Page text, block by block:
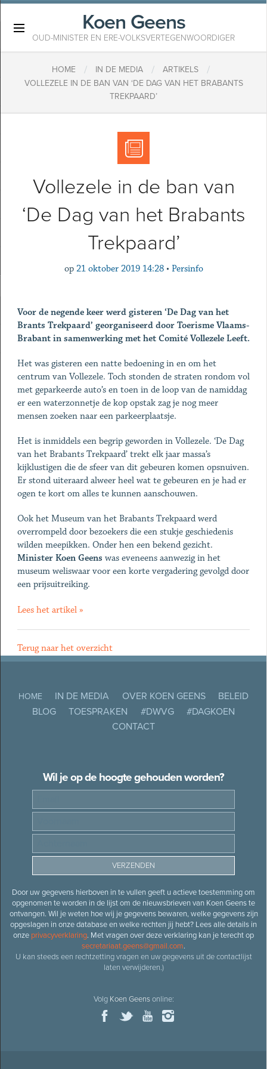
Koen Geens
OUD-MINISTER EN ERE-VOLKSVERTEGENWOORDIGER
HOME / IN DE MEDIA / ARTIKELS /
VOLLEZELE IN DE BAN VAN ‘DE DAG VAN HET BRABANTS
TREKPAARD’
Vollezele in de ban van
‘De Dag van het Brabants
Trekpaard’
op 21 oktober 2019 14:28 • Persinfo
Voor de negende keer werd gisteren ‘De Dag van het
Brants Trekpaard’ georganiseerd door Toerisme Vlaams-
Brabant in samenwerking met het Comité Vollezele Leeft.
Het was gisteren een natte bedoening in en om het
centrum van Vollezele. Toch stonden de straten rondom vol
met geparkeerde auto’s en toen in de loop van de namiddag
er een waterzonnetje de kop opstak zag je nog meer
mensen zoeken naar een parkeerplaatsje.
Het is inmiddels een begrip geworden in Vollezele. ‘De Dag
van het Brabants Trekpaard’ trekt elk jaar massa’s
kijklustigen die de sfeer van dit gebeuren komen opsnuiven.
Er stond uiteraard alweer heel wat te gebeuren en je had er
ogen te kort om alles te kunnen aanschouwen.
Ook het Museum van het Brabants Trekpaard werd
overrompeld door bezoekers die een stukje geschiedenis
wilden meepikken. Onder hen een bekend gezicht.
Minister Koen Geens was eveneens aanwezig in het
museum weliswaar voor een korte vergadering gevolgd door
een prijsuitreiking.
Lees het artikel »
Terug naar het overzicht
HOME IN DE MEDIA OVER KOEN GEENS
BELEID
BLOG
TOESPRAKEN #DWVG
#DAGKOEN
CONTACT
Wil je op de hoogte gehouden worden?
Door uw gegevens hierboven in te vullen geeft u actieve toestemming om
opgenomen te worden in de lijst om de nieuwsbrieven van Koen Geens te
ontvangen. Wil je weten hoe wij je gegevens bewaren, welke gegevens zijn
opgeslagen in onze database en welke rechten jij hebt? Lees alle details in
onze privacyverklaring. Met vragen over deze verklaring kan je terecht op
secretariaat.geens@gmail.com.
U kan steeds een rechtzetting vragen en uw gegevens uit de contactlijst
laten verwijderen.)
Volg Koen Geensonline: